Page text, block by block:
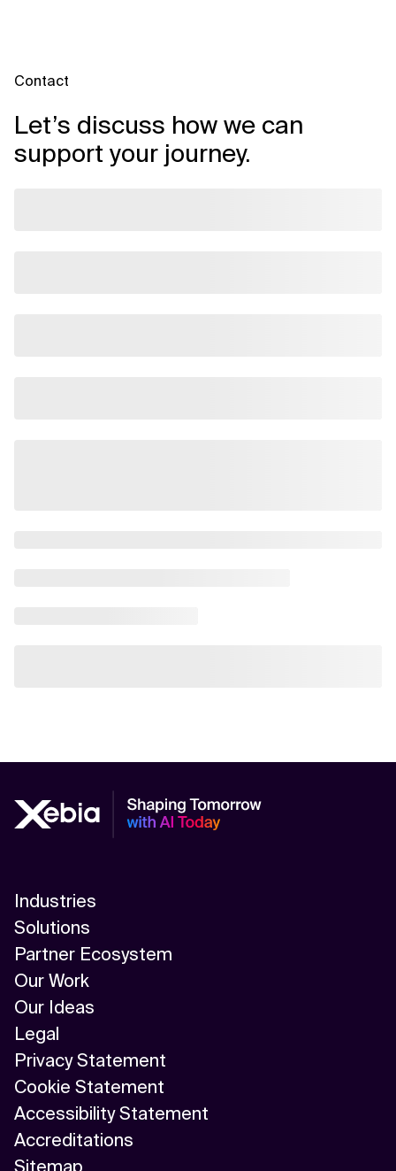
Contact
Let’s discuss how we can
support your journey.
Industries
Solutions
Partner Ecosystem
Our Work
Our Ideas
Legal
Privacy Statement
Cookie Statement
Accessibility Statement
Accreditations